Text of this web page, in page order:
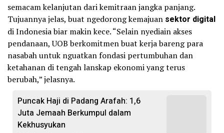
semacam kelanjutan dari kemitraan jangka panjang.
Tujuannya jelas, buat ngedorong kemajuan sektor digital
di Indonesia biar makin kece. “Selain nyediain akses
pendanaan, UOB berkomitmen buat kerja bareng para
nasabah untuk nguatkan fondasi pertumbuhan dan
ketahanan di tengah lanskap ekonomi yang terus
berubah,” jelasnya.
Puncak Haji di Padang Arafah: 1,6
Juta Jemaah Berkumpul dalam
Kekhusyukan